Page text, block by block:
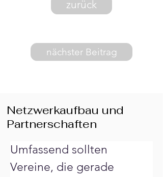
zurück
nächster Beitrag
Netzwerkaufbau und
Partnerschaften
Umfassend sollten
Vereine, die gerade